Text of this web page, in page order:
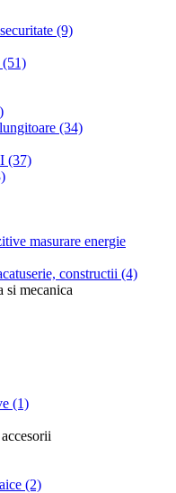
(9)
(51)
(34)
(37)
masurare energie
constructii (4)
si mecanica
(1)
(2)